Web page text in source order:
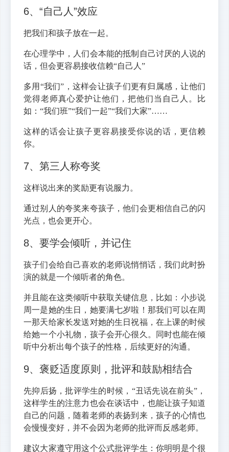
6、“自己人”效应
把我们和孩子放在一起。
在心理学中，人们会本能的抵制自己讨厌的人说的
话，但会更容易接收信赖“自己人”
多用“我们”，这样会让孩子们更有归属感，让他们
觉得老师真心爱护让他们，把他们当自己人。比
如：“我们班”“我们一起”“我们大家”……
这样的话会让孩子更容易接受你说的话，更信赖
你。
7、第三人称夸奖
这样说出来的奖励更有说服力。
通过别人的夸奖来夸孩子，他们会更相信自己的闪
光点，也会更开心。
8、要学会倾听，并记住
孩子们会给自己喜欢的老师说悄悄话，我们此时扮
演的就是一个倾听者的角色。
并且能在这类倾听中获取关键信息，比如：小步说
周一是她的生日，她要满七岁啦！那我们可以在周
一那天给家长发送对她的生日祝福，在上课的时候
给她一个小礼物，孩子会开心很久。同时也能在倾
听中分析出每个孩子的性格，后续更好的沟通。
9、褒贬适度原则，批评和鼓励相结合
先抑后扬，批评学生的时候，“丑话先说在前头”，
这样学生的注意力也会在谈话中，也能让孩子知道
自己的问题，随着老师的表扬到来，孩子的心情也
会慢慢变好，并不会因为老师的批评而反感老师。
建议大家遵守用这个公式批评学生：你明明是个很